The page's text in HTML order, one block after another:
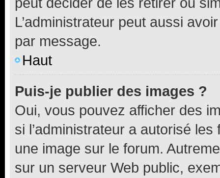
L’administrateur peut aussi
par message.
Haut
Puis-je publier des images ?
Oui, vous pouvez afficher des
si l’administrateur a autorisé
une image sur le forum.
sur un serveur Web public,